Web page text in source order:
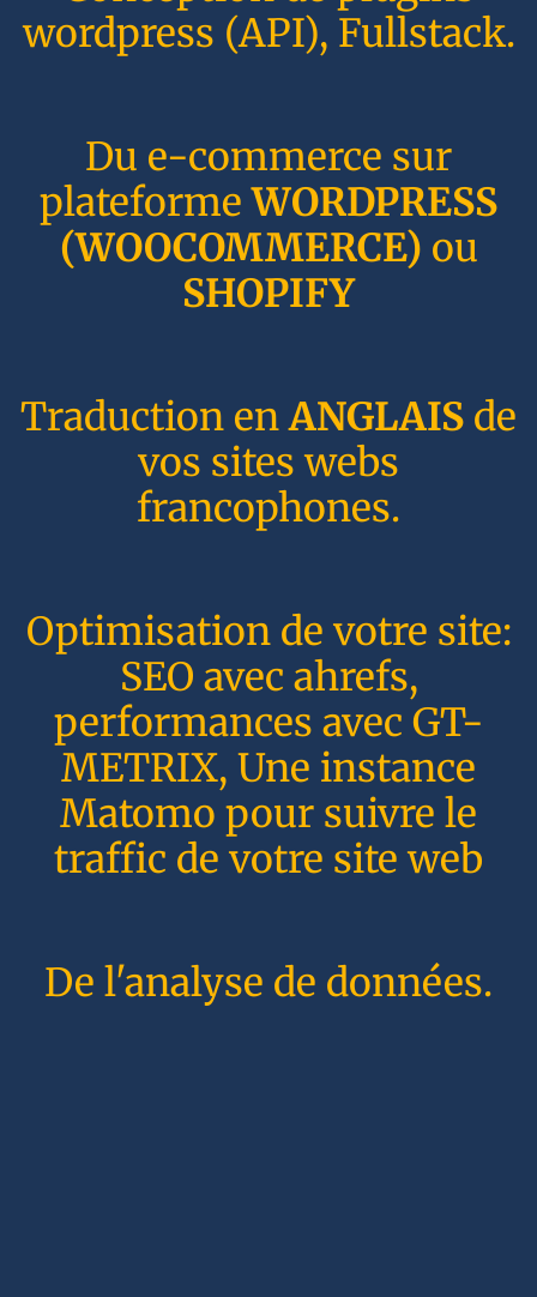
wordpress (API), Fullstack.
Du e-commerce sur
plateformeWORDPRESS
(WOOCOMMERCE) ou
SHOPIFY
Traduction enANGLAIS de
vos sites webs
francophones.
Optimisation de votre site:
SEO avec ahrefs,
performances avec GT-
METRIX, Une instance
Matomo pour suivre le
traffic de votre site web
De l'analyse de données.